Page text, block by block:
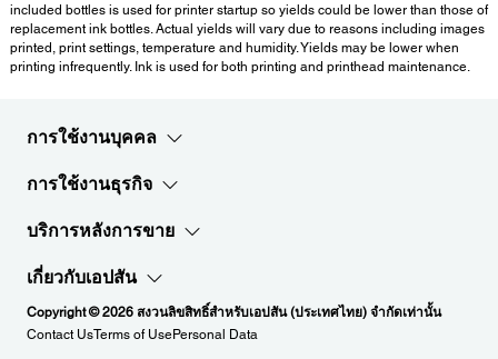
included bottles is used for printer startup so yields could be lower than those of
replacement ink bottles. Actual yields will vary due to reasons including images
printed, print settings, temperature and humidity. Yields may be lower when
printing infrequently. Ink is used for both printing and printhead maintenance.
การใช้งานบุคคล
การใช้งานธุรกิจ
บริการหลังการขาย
เกี่ยวกับเอปสัน
Copyright © 2026 สงวนลิขสิทธิ์สำหรับเอปสัน (ประเทศไทย) จำกัดเท่านั้น
Contact UsTerms of UsePersonal Data